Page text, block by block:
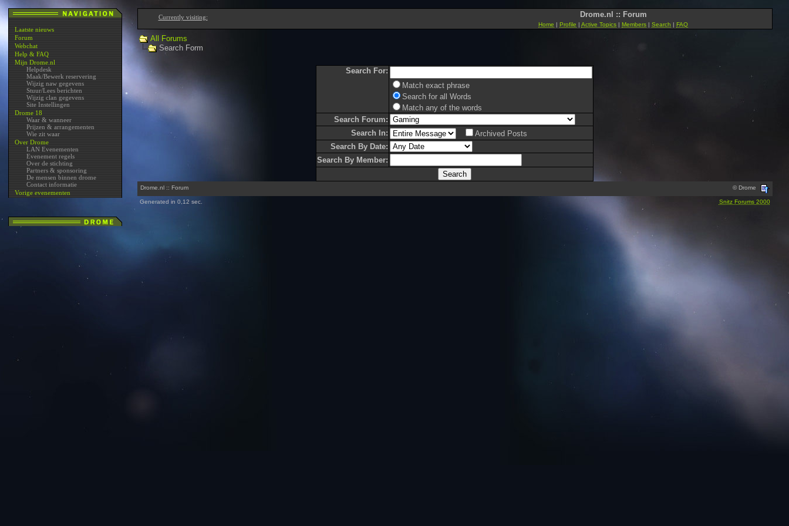
Laatste nieuws
Forum
Webchat
Help & FAQ
Mijn Drome.nl
Helpdesk
Maak/Bewerk reservering
Wijzig naw gegevens
Stuur/Lees berichten
Wijzig clan gegevens
Site Instellingen
Drome 18
Waar & wanneer
Prijzen & arrangementen
Wie zit waar
Over Drome
LAN Evenementen
Evenement regels
Over de stichting
Partners & sponsoring
De mensen binnen drome
Contact informatie
Vorige evenementen
Currently visiting: Drome.nl :: Forum
Home | Profile | Active Topics | Members | Search | FAQ
All Forums
Search Form
Search For:
Match exact phrase
Search for all Words
Match any of the words
Search Forum:
Search In:
Archived Posts
Search By Date:
Search By Member:
Drome.nl :: Forum © Drome
Generated in 0,12 sec. Snitz Forums 2000